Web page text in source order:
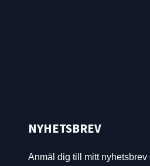
NYHETSBREV
Anmäl dig till mitt nyhetsbrev